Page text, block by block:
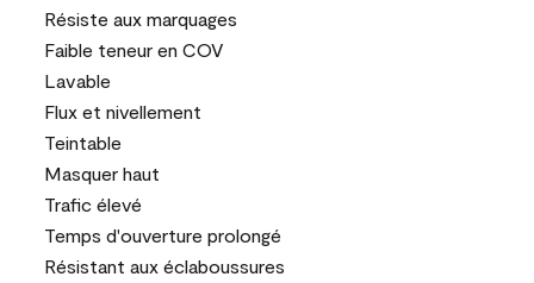
Résiste aux marquages
Faible teneur en COV
Lavable
Flux et nivellement
Teintable
Masquer haut
Trafic élevé
Temps d'ouverture prolongé
Résistant aux éclaboussures